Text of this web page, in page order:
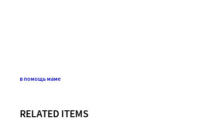
в помощь маме
RELATED ITEMS